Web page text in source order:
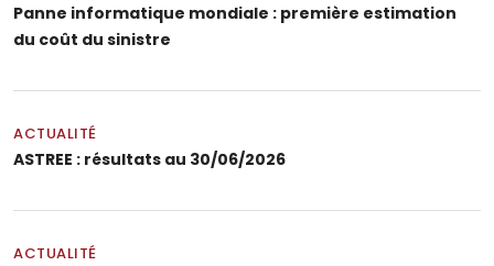
Panne informatique mondiale : première estimation
du coût du sinistre
ACTUALITÉ
ASTREE : résultats au 30/06/2026
ACTUALITÉ